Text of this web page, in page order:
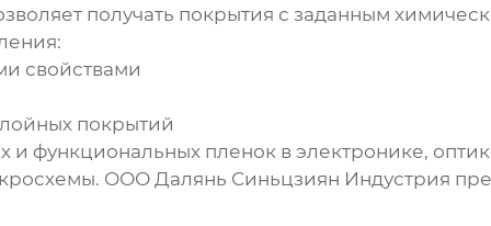
получать покрытия с заданным
свойствами
покрытий
и функциональных пленок в электронике,
ООО Далянь Синьцзиян Индустрия